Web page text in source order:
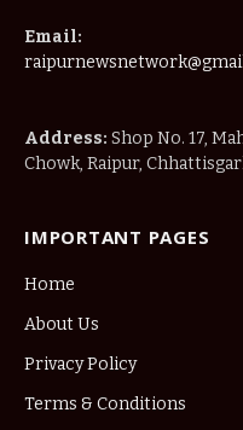
Email:
Address: Shop No. 17,
Chowk, Raipur,
IMPORTANT PAGES
Home
About Us
Privacy Policy
Terms & Conditions